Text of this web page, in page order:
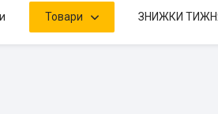
Товари ЗНИЖКИ